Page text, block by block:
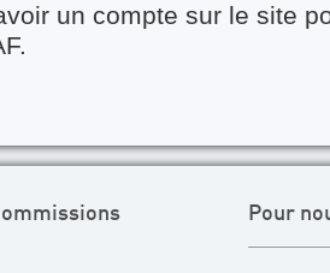
un compte sur le site
Pour